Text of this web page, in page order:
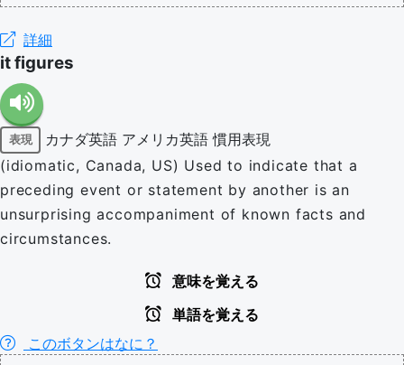
詳細
it figures
表現 カナダ英語 アメリカ英語 慣用表現
(idiomatic, Canada, US) Used to indicate that a
preceding event or statement by another is an
unsurprising accompaniment of known facts and
circumstances.
意味を覚える
単語を覚える
このボタンはなに？